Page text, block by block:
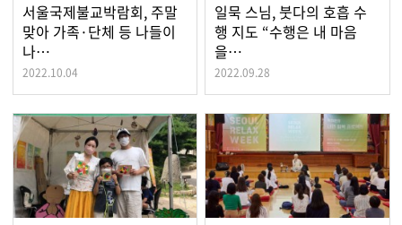
서울국제불교박람회, 주말
맞아 가족·단체 등 나들이
나…
2022.10.04
일묵 스님, 붓다의 호흡 수
행 지도 “수행은 내 마음
을…
2022.09.28